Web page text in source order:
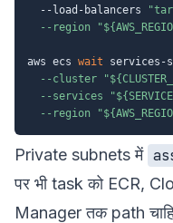
  --load-balancers
--region
"
aws ecs wait services-
--cluster
"
--services
"
--region
"
Private subnets में
पर भी task को ECR,
Manager तक path